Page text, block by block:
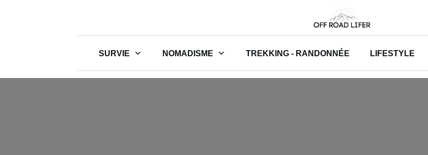
SURVIE NOMADISME TREKKING - RANDONNÉE LIFESTYLE